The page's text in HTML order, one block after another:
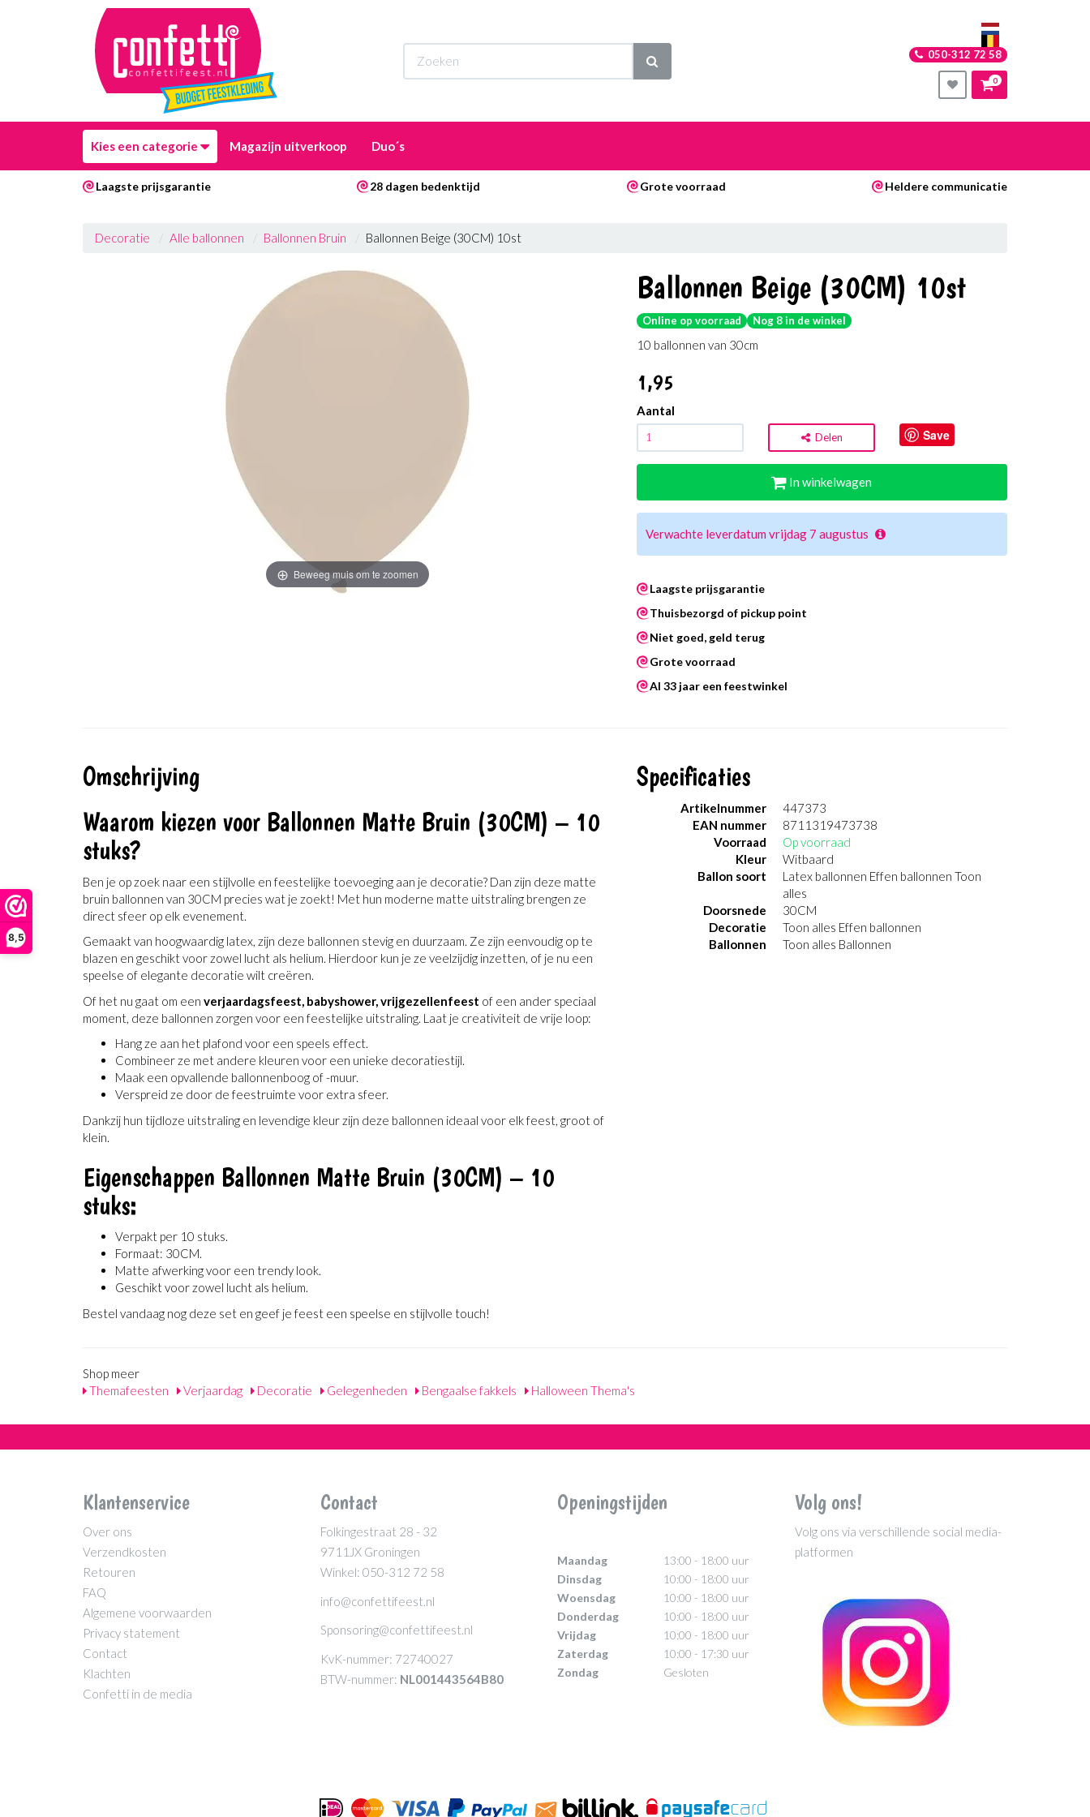
8,5
050-312 72 58
0
Kies een categorie Magazijn uitverkoop Duo´s
Laagste prijsgarantie 28 dagen bedenktijd Grote voorraad Heldere communicatie
Decoratie Alle ballonnen Ballonnen Bruin Ballonnen Beige (30CM) 10st
Beweeg muis om te zoomen
Ballonnen Beige (30CM) 10st
Online op voorraad Nog 8 in de winkel
10 ballonnen van 30cm
1,95
Aantal
Delen Save
In winkelwagen
Verwachte leverdatum vrijdag 7 augustus
Laagste prijsgarantie
Thuisbezorgd of pickup point
Niet goed, geld terug
Grote voorraad
Al 33 jaar een feestwinkel
Omschrijving
Waarom kiezen voor Ballonnen Matte Bruin (30CM) – 10
stuks?
Ben je op zoek naar een stijlvolle en feestelijke toevoeging aan je decoratie? Dan zijn deze matte
bruin ballonnen van 30CM precies wat je zoekt! Met hun moderne matte uitstraling brengen ze
direct sfeer op elk evenement.
Gemaakt van hoogwaardig latex, zijn deze ballonnen stevig en duurzaam. Ze zijn eenvoudig op te
blazen en geschikt voor zowel lucht als helium. Hierdoor kun je ze veelzijdig inzetten, of je nu een
speelse of elegante decoratie wilt creëren.
Of het nu gaat om een verjaardagsfeest, babyshower, vrijgezellenfeest of een ander speciaal
moment, deze ballonnen zorgen voor een feestelijke uitstraling. Laat je creativiteit de vrije loop:
Hang ze aan het plafond voor een speels effect.
Combineer ze met andere kleuren voor een unieke decoratiestijl.
Maak een opvallende ballonnenboog of -muur.
Verspreid ze door de feestruimte voor extra sfeer.
Dankzij hun tijdloze uitstraling en levendige kleur zijn deze ballonnen ideaal voor elk feest, groot of
klein.
Eigenschappen Ballonnen Matte Bruin (30CM) – 10
stuks:
Verpakt per 10 stuks.
Formaat: 30CM.
Matte afwerking voor een trendy look.
Geschikt voor zowel lucht als helium.
Bestel vandaag nog deze set en geef je feest een speelse en stijlvolle touch!
Specificaties
Artikelnummer
447373
EAN nummer
8711319473738
Voorraad
Op voorraad
Kleur
Witbaard
Ballon soort
Latex ballonnen Effen ballonnen Toon
alles
Doorsnede
30CM
Decoratie
Toon alles Effen ballonnen
Ballonnen
Toon alles Ballonnen
Shop meer
Themafeesten
Verjaardag Decoratie Gelegenheden Bengaalse fakkels Halloween Thema's
Klantenservice
Over ons
Verzendkosten
Retouren
FAQ
Algemene voorwaarden
Privacy statement
Contact
Klachten
Confetti in de media
Contact
Folkingestraat 28 - 32
9711JX Groningen
Winkel: 050-312 72 58
info@confettifeest.nl
Sponsoring@confettifeest.nl
KvK-nummer: 72740027
BTW-nummer: NL001443564B80
Openingstijden
Maandag
13:00 - 18:00 uur
Dinsdag
10:00 - 18:00 uur
Woensdag
10:00 - 18:00 uur
Donderdag
10:00 - 18:00 uur
Vrijdag
10:00 - 18:00 uur
Zaterdag
10:00 - 17:30 uur
Zondag
Gesloten
Volg ons!
Volg ons via verschillende social media-
platformen